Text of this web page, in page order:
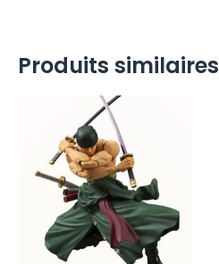
Produits similaires